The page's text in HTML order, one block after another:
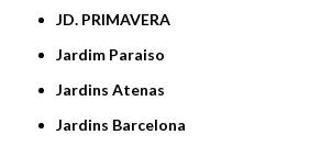
JD. PRIMAVERA
Jardim Paraiso
Jardins Atenas
Jardins Barcelona